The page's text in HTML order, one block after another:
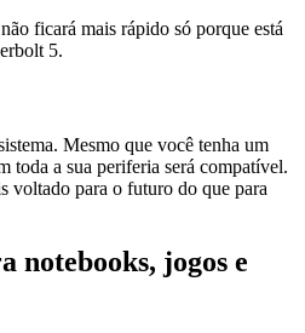
ficará mais rápido só porque está
5.
Mesmo que você tenha um
toda a sua periferia será compatível.
voltado para o futuro do que para
notebooks, jogos e